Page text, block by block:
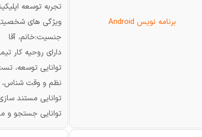
برنامه نویس Android
تجربه توسعه
ویژگی های
جنسیت:خانم، آقا
دارای روحیه کار
توانایی توسعه،
نظم و وقت شناس،
توانایی مستند
توانایی جستجو و